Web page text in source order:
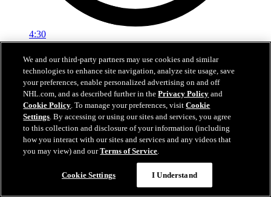
4:30
Nylanders fem snyggaste mål 2025-26
Kolla in William Nylanders snyggaste mål från grundserien
06 jul 2026
We and our third-party partners may use cookies and similar
technologies to enhance site navigation, analyze site usage, save
your preferences, enable personalized advertising on and off
NHL.com, and as described further in thePrivacy Policy and
Cookie Policy. To manage your preferences, visitCookie
Settings. By accessing or using our sites and services, you agree
to this collection and disclosure of your information (including
how you interact with our sites and services and any videos that
you may view) and ourTerms of Service.
Cookie Settings I Understand